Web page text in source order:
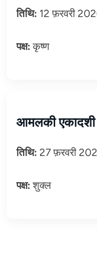
तिथि: 12 फ़रवरी
पक्ष: कृष्ण
आमलकी
तिथि: 27 फ़रवरी
पक्ष: शुक्ल